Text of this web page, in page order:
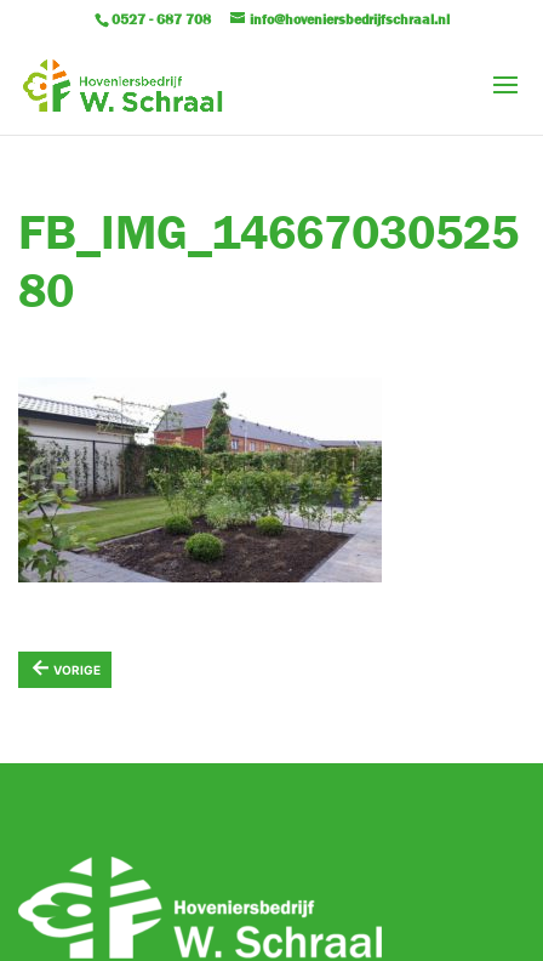
0527 - 687 708 info@hoveniersbedrijfschraal.nl
FB_IMG_14667030525
80
← VORIGE